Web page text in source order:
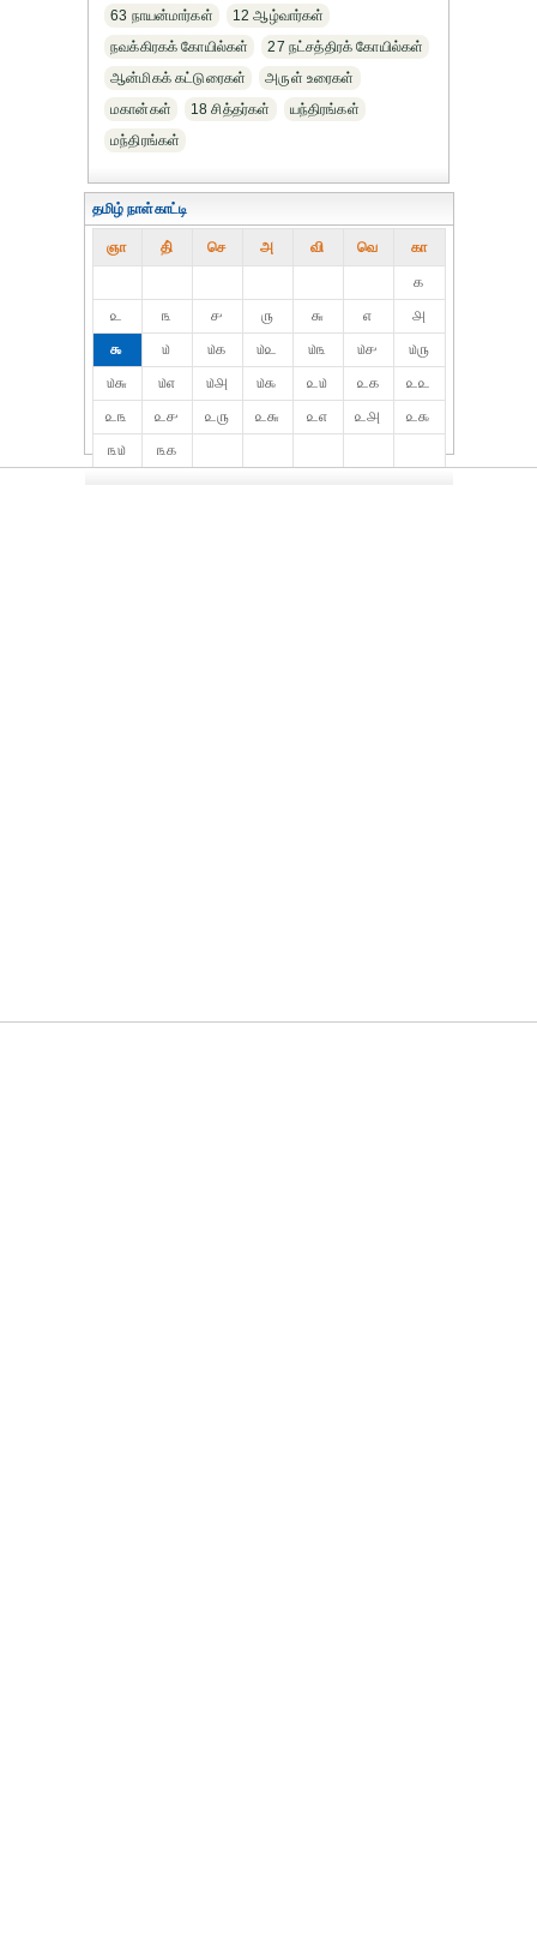
63 நாயன்மார்கள்
12 ஆழ்வார்கள்
நவக்கிரகக் கோயில்கள்
27 நட்சத்திரக் கோயில்கள்
ஆன்மிகக் கட்டுரைகள்
அருள் உரைகள்
மகான்கள்
18 சித்தர்கள்
யந்திரங்கள்
மந்திரங்கள்
தமிழ் நாள்காட்டி
ஞா தி் செ அ வி வெ கா
௧
௨
௩ ௪ ௫ ௬ ௭
௮
௯
௰ ௰௧ ௰௨ ௰௩ ௰௪
௰௫
௰௬
௰௭ ௰௮ ௰௯ ௨௰ ௨௧
௨௨
௨௩
௨௪ ௨௫ ௨௬ ௨௭ ௨௮
௨௯
௩௰
௩௧